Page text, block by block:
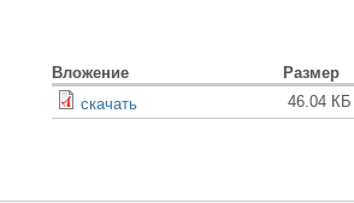
Вложение
Размер
скачать
46.04 КБ